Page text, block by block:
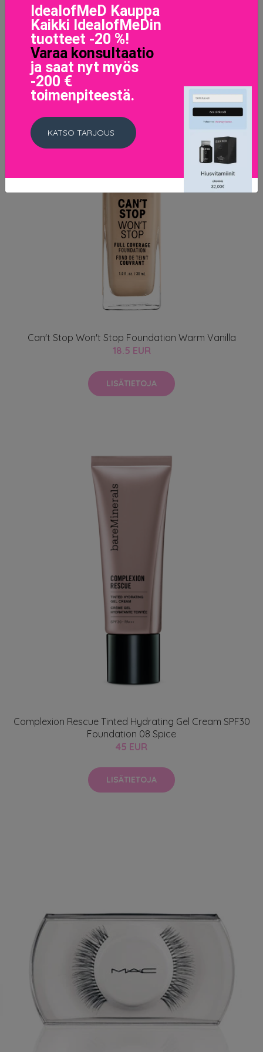
Can't Stop Won't Stop Foundation Warm Vanilla
18.5 EUR
LISÄTIETOJA
Complexion Rescue Tinted Hydrating Gel Cream SPF30
Foundation 08 Spice
45 EUR
LISÄTIETOJA
IdealofMeD Kauppa
Kaikki IdealofMeDin
tuotteet -20 %!
Varaa konsultaatio
ja saat nyt myös
-200 €
toimenpiteestä.
KATSO TARJOUS